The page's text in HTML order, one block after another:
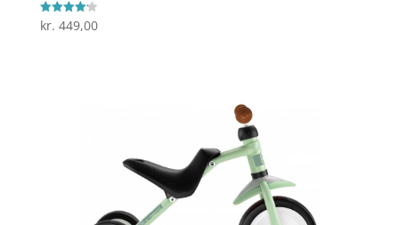
Vurderet
4.2
kr. 449,00